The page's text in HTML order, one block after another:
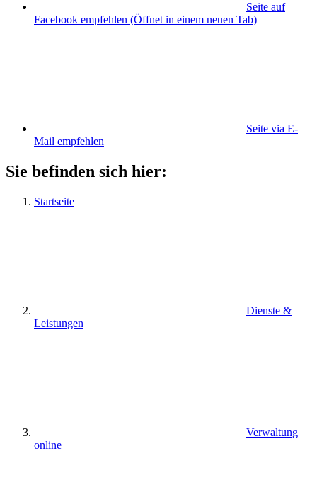
Seite auf
Facebook empfehlen (Öffnet in einem neuen Tab)
Seite via E-
Mail empfehlen
Sie befinden sich hier:
Startseite
Dienste &
Leistungen
Verwaltung
online